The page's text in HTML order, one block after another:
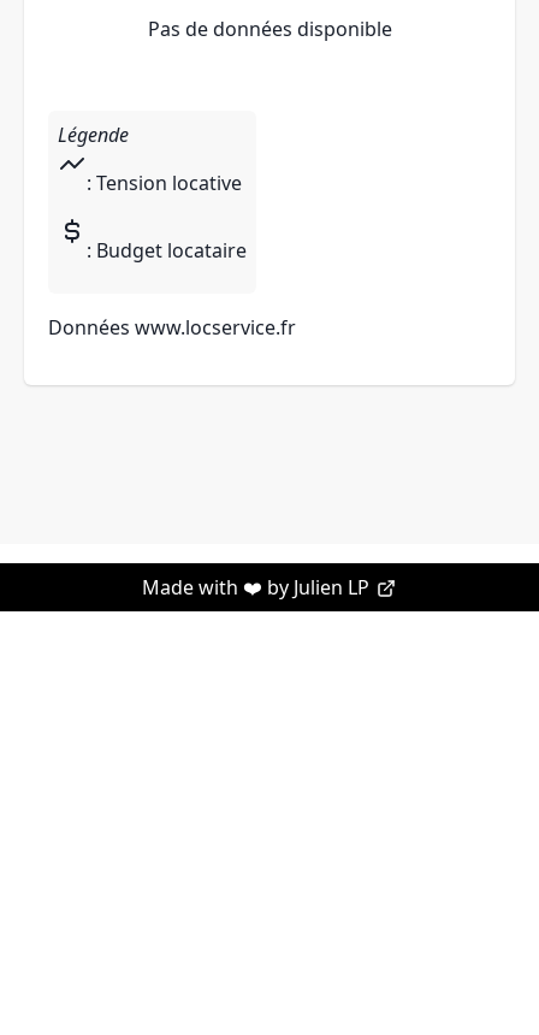
Pas de données disponible
Légende
: Tension locative
: Budget locataire
Données www.locservice.fr
Made with ❤️ by Julien LP